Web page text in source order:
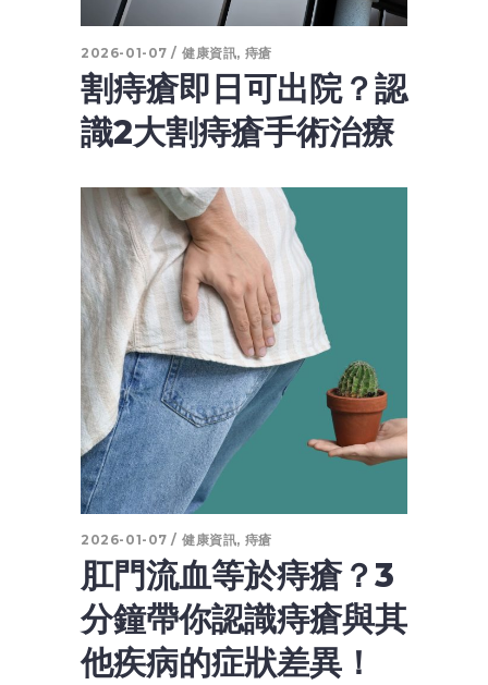
2026-01-07 健康資訊, 痔瘡
割痔瘡即日可出院？認
識2大割痔瘡手術治療
2026-01-07 健康資訊, 痔瘡
肛門流血等於痔瘡？3
分鐘帶你認識痔瘡與其
他疾病的症狀差異！